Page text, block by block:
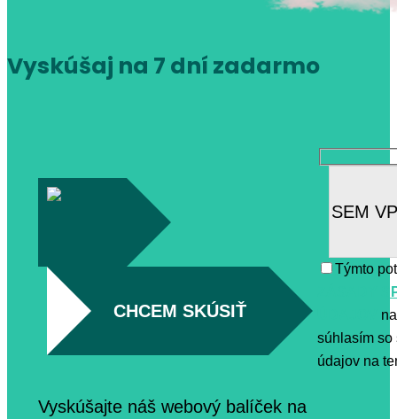
Vyskúšaj na 7 dní zadarmo
CHCEM SKÚSIŤ
Vyskúšajte náš webový balíček na
Týmto
ZÁSADY
súhlasím so
údajov na